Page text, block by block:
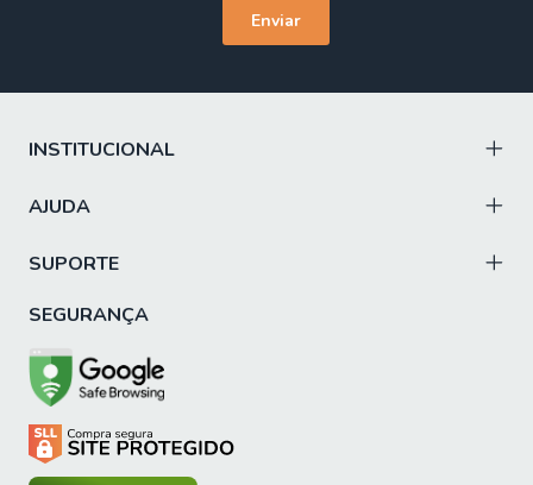
INSTITUCIONAL
AJUDA
SUPORTE
SEGURANÇA